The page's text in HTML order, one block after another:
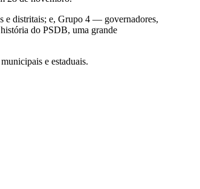
e distritais; e, Grupo 4 — governadores,
do PSDB, uma grande
e estaduais.